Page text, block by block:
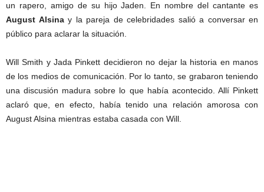
un rapero, amigo de su hijo Jaden. En nombre del cantante es
August Alsinay la pareja de celebridades salió a conversar en
público para aclarar la situación.
Will Smith y Jada Pinkett decidieron no dejar la historia en manos
de los medios de comunicación. Por lo tanto, se grabaron teniendo
una discusión madura sobre lo que había acontecido. Allí Pinkett
aclaró que, en efecto, había tenido una relación amorosa con
August Alsina mientras estaba casada con Will.